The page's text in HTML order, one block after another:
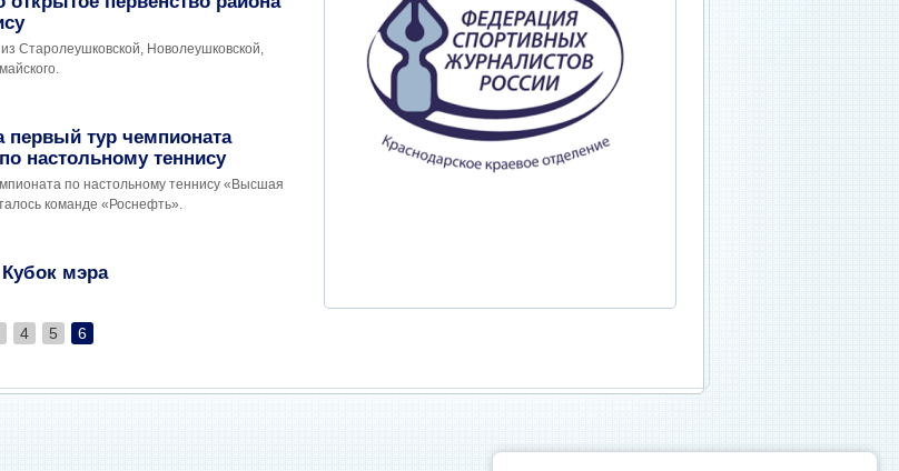
Старолеушковской, Новолеушковской,
первый тур чемпионата
настольному теннису
по настольному теннису «Высшая
команде «Роснефть».
мэра
4 5 6